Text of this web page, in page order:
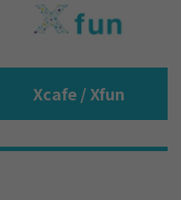
Xcafe / Xfun